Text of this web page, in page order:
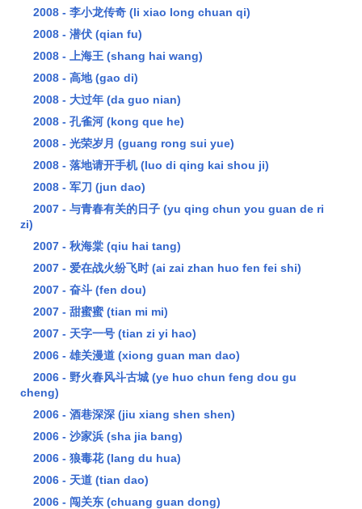
2008 - 李小龙传奇 (li xiao long chuan qi)
2008 - 潜伏 (qian fu)
2008 - 上海王 (shang hai wang)
2008 - 高地 (gao di)
2008 - 大过年 (da guo nian)
2008 - 孔雀河 (kong que he)
2008 - 光荣岁月 (guang rong sui yue)
2008 - 落地请开手机 (luo di qing kai shou ji)
2008 - 军刀 (jun dao)
2007 - 与青春有关的日子 (yu qing chun you guan de ri
zi)
2007 - 秋海棠 (qiu hai tang)
2007 - 爱在战火纷飞时 (ai zai zhan huo fen fei shi)
2007 - 奋斗 (fen dou)
2007 - 甜蜜蜜 (tian mi mi)
2007 - 天字一号 (tian zi yi hao)
2006 - 雄关漫道 (xiong guan man dao)
2006 - 野火春风斗古城 (ye huo chun feng dou gu
cheng)
2006 - 酒巷深深 (jiu xiang shen shen)
2006 - 沙家浜 (sha jia bang)
2006 - 狼毒花 (lang du hua)
2006 - 天道 (tian dao)
2006 - 闯关东 (chuang guan dong)